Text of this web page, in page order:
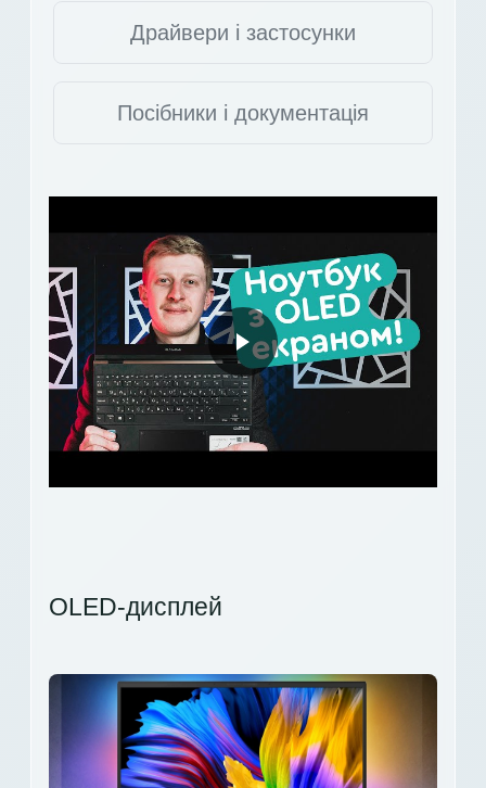
Драйвери і застосунки
Посібники і документація
OLED-дисплей